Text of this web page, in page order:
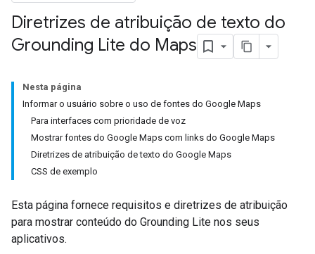
Diretrizes de atribuição de texto do
Grounding Lite do Maps
Nesta página
Informar o usuário sobre o uso de fontes do Google Maps
Para interfaces com prioridade de voz
Mostrar fontes do Google Maps com links do Google Maps
Diretrizes de atribuição de texto do Google Maps
CSS de exemplo
Esta página fornece requisitos e diretrizes de atribuição
para mostrar conteúdo do Grounding Lite nos seus
aplicativos.